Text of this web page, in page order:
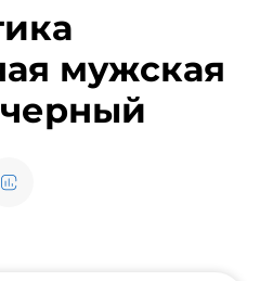
мужская